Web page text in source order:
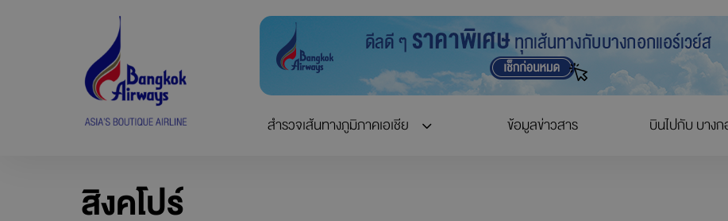
สำรวจเส้นทางภูมิภาคเอเชีย ข้อมูลข่าวสาร บินไปกับ บางก
สิงคโปร์